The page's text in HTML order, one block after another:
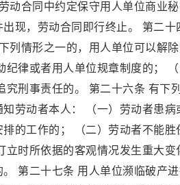
动合同中约定保守用人单位商业
现，劳动合同即行终止。 第二
列情形之一的，用人单位可以解
律或者用人单位规章制度的； （
刑事责任的。 第二十六条 有下
劳动者本人： （一）劳动者患
的工作的； （二）劳动者不能
时所依据的客观情况发生重大
第二十七条 用人单位濒临破产